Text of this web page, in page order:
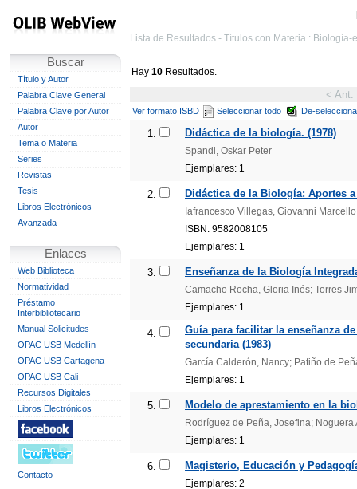
Buscar
Título y Autor
Palabra Clave General
Palabra Clave por Autor
Autor
Tema o Materia
Series
Revistas
Tesis
Libros Electrónicos
Avanzada
Enlaces
Web Biblioteca
Normatividad
Préstamo
Interbibliotecario
Manual Solicitudes
OPAC USB Medellín
OPAC USB Cartagena
OPAC USB Cali
Recursos Digitales
Libros Electrónicos
Contacto
Lista de Resultados - Títulos con Materia : Biología-
Hay 10 Resultados.
< Ant.
Ver formato ISBD Seleccionar todo De-
1. Didáctica de la biología. (1978)
Spandl, Oskar Peter
Ejemplares: 1
2. Didáctica de la Biología: Aportes
Iafrancesco Villegas, Giovanni Marcello
ISBN: 9582008105
Ejemplares: 1
3. Enseñanza de la Biología
Camacho Rocha, Gloria Inés; Torres
Ejemplares: 1
4.
Guía para facilitar la enseñanza
secundaria (1983)
García Calderón, Nancy; Patiño de
Ejemplares: 1
5. Modelo de aprestamiento en la
Rodríguez de Peña, Josefina; Noguera
Ejemplares: 1
6. Magisterio, Educación y
Ejemplares: 2